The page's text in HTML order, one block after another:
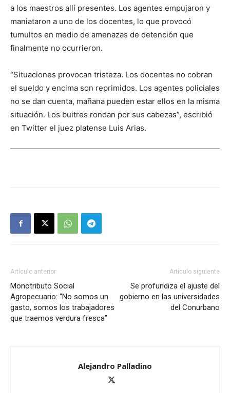
a los maestros allí presentes. Los agentes empujaron y
maniataron a uno de los docentes, lo que provocó
tumultos en medio de amenazas de detención que
finalmente no ocurrieron.
“Situaciones provocan tristeza. Los docentes no cobran
el sueldo y encima son reprimidos. Los agentes policiales
no se dan cuenta, mañana pueden estar ellos en la misma
situación. Los buitres rondan por sus cabezas”, escribió
en Twitter el juez platense Luis Arias.
Artículo anterior
Monotributo Social
Agropecuario: “No somos un
gasto, somos los trabajadores
que traemos verdura fresca”
Artículo siguiente
Se profundiza el ajuste del
gobierno en las universidades
del Conurbano
Alejandro Palladino